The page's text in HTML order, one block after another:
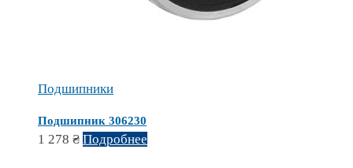
Подшипники
Подшипник 306230
1 278 ₴ Подробнее